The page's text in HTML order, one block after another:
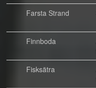
Farsta Strand
Finnboda
Fisksätra